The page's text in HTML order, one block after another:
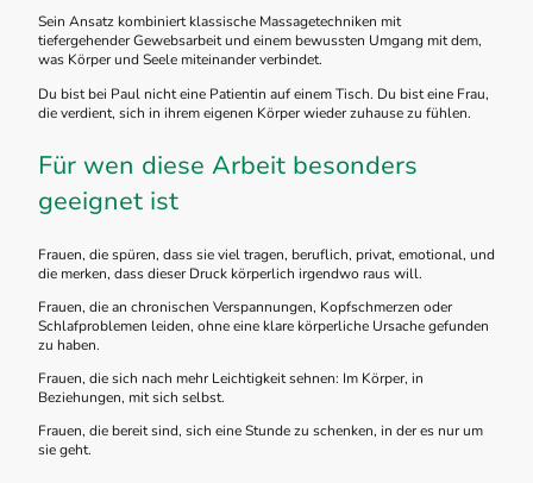
Sein Ansatz kombiniert klassische Massagetechniken mit
tiefergehender Gewebsarbeit und einem bewussten Umgang mit dem,
was Körper und Seele miteinander verbindet.
Du bist bei Paul nicht eine Patientin auf einem Tisch. Du bist eine Frau,
die verdient, sich in ihrem eigenen Körper wieder zuhause zu fühlen.
Für wen diese Arbeit besonders
geeignet ist
Frauen, die spüren, dass sie viel tragen, beruflich, privat, emotional, und
die merken, dass dieser Druck körperlich irgendwo raus will.
Frauen, die an chronischen Verspannungen, Kopfschmerzen oder
Schlafproblemen leiden, ohne eine klare körperliche Ursache gefunden
zu haben.
Frauen, die sich nach mehr Leichtigkeit sehnen: Im Körper, in
Beziehungen, mit sich selbst.
Frauen, die bereit sind, sich eine Stunde zu schenken, in der es nur um
sie geht.